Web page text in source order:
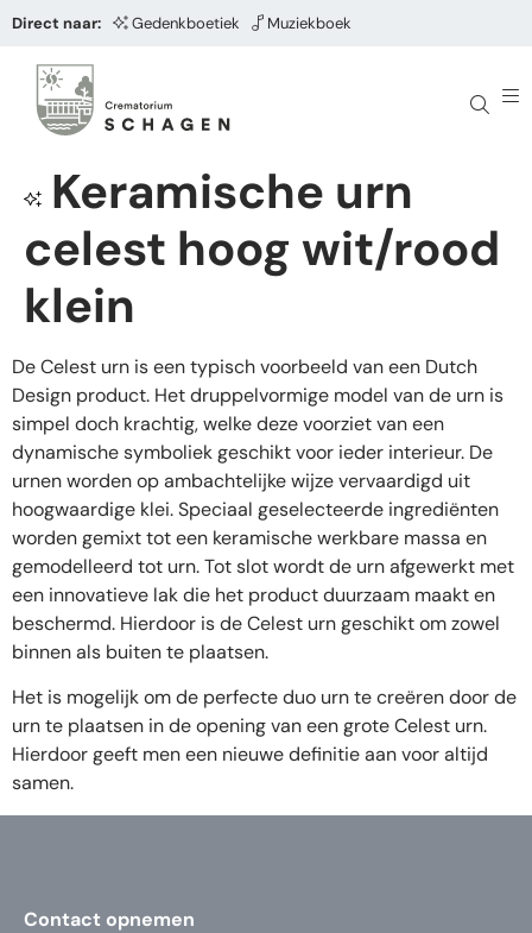
Direct naar: Gedenkboetiek Muziekboek
Keramische urn
celest hoog wit/rood
klein
De Celest urn is een typisch voorbeeld van een Dutch
Design product. Het druppelvormige model van de urn is
simpel doch krachtig, welke deze voorziet van een
dynamische symboliek geschikt voor ieder interieur. De
urnen worden op ambachtelijke wijze vervaardigd uit
hoogwaardige klei. Speciaal geselecteerde ingrediënten
worden gemixt tot een keramische werkbare massa en
gemodelleerd tot urn. Tot slot wordt de urn afgewerkt met
een innovatieve lak die het product duurzaam maakt en
beschermd. Hierdoor is de Celest urn geschikt om zowel
binnen als buiten te plaatsen.
Het is mogelijk om de perfecte duo urn te creëren door de
urn te plaatsen in de opening van een grote Celest urn.
Hierdoor geeft men een nieuwe definitie aan voor altijd
samen.
Contact opnemen